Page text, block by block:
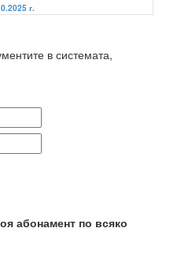
г.
в системата,
абонамент по всяко